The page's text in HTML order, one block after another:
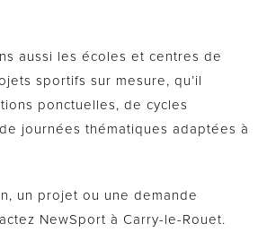
aussi les écoles et centres de
sportifs sur mesure, qu’il
ponctuelles, de cycles
journées thématiques adaptées à
un projet ou une demande
NewSport à Carry-le-Rouet.